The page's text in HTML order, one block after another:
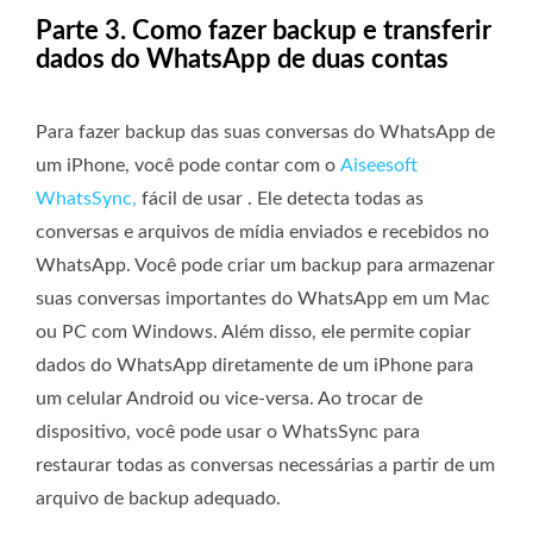
Parte 3. Como fazer backup e transferir
dados do WhatsApp de duas contas
Para fazer backup das suas conversas do WhatsApp de
um iPhone, você pode contar com o Aiseesoft
WhatsSync, fácil de usar . Ele detecta todas as
conversas e arquivos de mídia enviados e recebidos no
WhatsApp. Você pode criar um backup para armazenar
suas conversas importantes do WhatsApp em um Mac
ou PC com Windows. Além disso, ele permite copiar
dados do WhatsApp diretamente de um iPhone para
um celular Android ou vice-versa. Ao trocar de
dispositivo, você pode usar o WhatsSync para
restaurar todas as conversas necessárias a partir de um
arquivo de backup adequado.